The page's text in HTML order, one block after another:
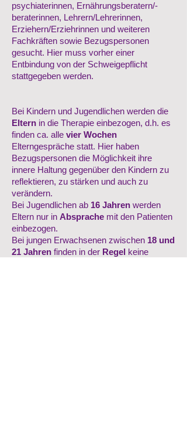
psychiaterinnen, Ernährungsberatern/-
beraterinnen, Lehrern/Lehrerinnen,
Erziehern/Erziehrinnen und weiteren
Fachkräften sowie Bezugspersonen
gesucht. Hier muss vorher einer
Entbindung von der Schweigepflicht
stattgegeben werden.
Bei Kindern und Jugendlichen werden die
Eltern in die Therapie einbezogen, d.h. es
finden ca. alle vier Wochen
Elterngespräche statt. Hier haben
Bezugspersonen die Möglichkeit ihre
innere Haltung gegenüber den Kindern zu
reflektieren, zu stärken und auch zu
verändern.
Bei Jugendlichen ab 16 Jahren werden
Eltern nur in Absprache mit den Patienten
einbezogen.
Bei jungen Erwachsenen zwischen 18 und
21 Jahren finden in der Regel keine